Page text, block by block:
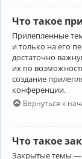
Что такое
Прилепленные
и только на его
достаточно
их по
создание
конференции.
Вернуться к
Что такое
Закрытые темы —